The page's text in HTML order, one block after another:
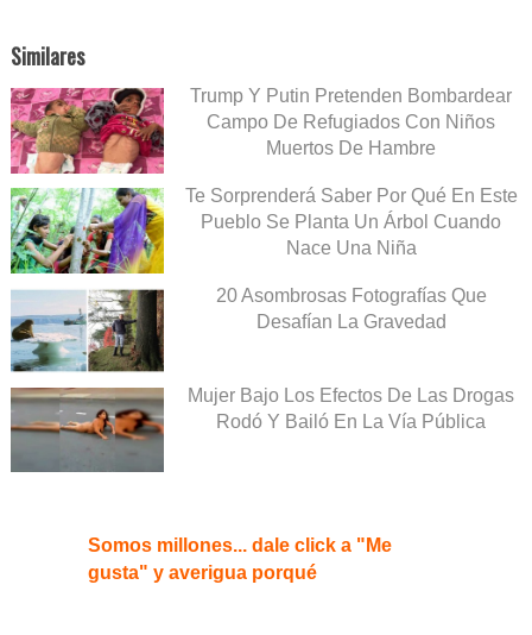
Similares
Trump Y Putin Pretenden Bombardear
Campo De Refugiados Con Niños
Muertos De Hambre
Te Sorprenderá Saber Por Qué En Este
Pueblo Se Planta Un Árbol Cuando
Nace Una Niña
20 Asombrosas Fotografías Que
Desafían La Gravedad
Mujer Bajo Los Efectos De Las Drogas
Rodó Y Bailó En La Vía Pública
Somos millones... dale click a "Me
gusta" y averigua porqué